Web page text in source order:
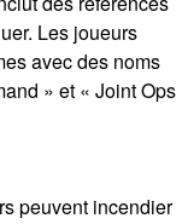
Les joueurs
avec des noms
» et « Joint Ops
peuvent incendier